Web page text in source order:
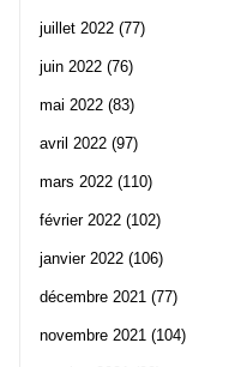
juillet 2022 (77)
juin 2022 (76)
mai 2022 (83)
avril 2022 (97)
mars 2022 (110)
février 2022 (102)
janvier 2022 (106)
décembre 2021 (77)
novembre 2021 (104)